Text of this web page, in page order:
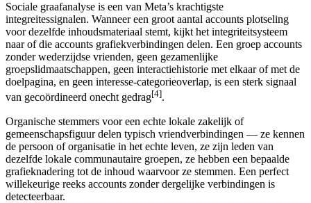
Sociale graafanalyse is een van Meta’s krachtigste
integreitessignalen. Wanneer een groot aantal accounts plotseling
voor dezelfde inhoudsmateriaal stemt, kijkt het integriteitsysteem
naar of die accounts grafiekverbindingen delen. Een groep accounts
zonder wederzijdse vrienden, geen gezamenlijke
groepslidmaatschappen, geen interactiehistorie met elkaar of met de
doelpagina, en geen interesse-categorieoverlap, is een sterk signaal
van gecoördineerd onecht gedrag[4].
Organische stemmers voor een echte lokale zakelijk of
gemeenschapsfiguur delen typisch vriendverbindingen — ze kennen
de persoon of organisatie in het echte leven, ze zijn leden van
dezelfde lokale communautaire groepen, ze hebben een bepaalde
grafieknadering tot de inhoud waarvoor ze stemmen. Een perfect
willekeurige reeks accounts zonder dergelijke verbindingen is
detecteerbaar.